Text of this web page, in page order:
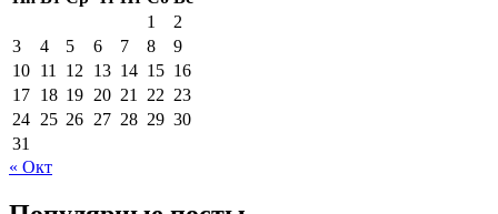
1
2
3
4 5 6 7 8
9
10 11 12 13 14 15 16
17 18 19 20 21 22 23
24 25 26 27 28 29 30
31
« Окт